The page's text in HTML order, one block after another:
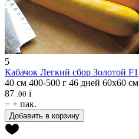
5
Кабачок Легкий сбор Золотой F1
40 см 400-500 г 46 дней 60х60 см
87 .00 i
− + пак.
Добавить в корзину